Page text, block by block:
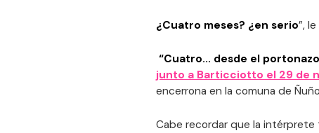
¿Cuatro meses? ¿en serio”,
“Cuatro... desde el
junto a Barticciotto el 29 de
encerrona en la comuna de
Cabe recordar que la